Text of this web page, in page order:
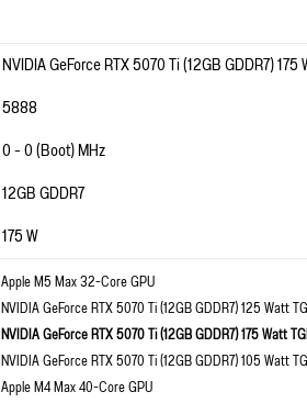
NVIDIA GeForce RTX 5070 Ti (12GB GDDR7) 175
5888
0 - 0 (Boot) MHz
12GB GDDR7
175 W
Apple M5 Max 32-Core GPU
NVIDIA GeForce RTX 5070 Ti (12GB GDDR7) 125 Watt
NVIDIA GeForce RTX 5070 Ti (12GB GDDR7) 175 Watt
NVIDIA GeForce RTX 5070 Ti (12GB GDDR7) 105 Watt
Apple M4 Max 40-Core GPU